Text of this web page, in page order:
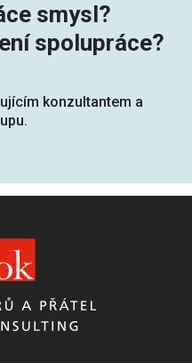
smysl?
spolupráce?
konzultantem a